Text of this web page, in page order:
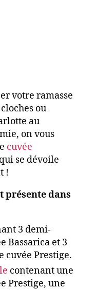
votre ramasse
ou
au
on vous
cuvée
se dévoile
!
présente dans
3 demi-
Bassarica et 3
cuvée Prestige.
contenant une
Prestige, une